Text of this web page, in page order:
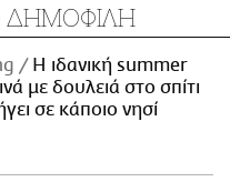
ΔΗΜΟΦΙΛΗ
Η ιδανική summer
με δουλειά στο σπίτι
σε κάποιο νησί